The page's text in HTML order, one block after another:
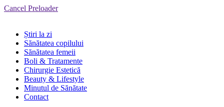
Cancel Preloader
Știri la zi
Sănătatea copilului
Sănătatea femeii
Boli & Tratamente
Chirurgie Estetică
Beauty & Lifestyle
Minutul de Sănătate
Contact